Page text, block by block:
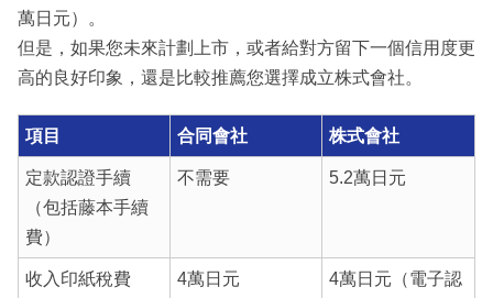
萬日元）。
但是，如果您未來計劃上市，或者給對方留下一個信用度更
高的良好印象，還是比較推薦您選擇成立株式會社。
項目 合同會社 株式會社
定款認證手續
（包括藤本手續
費）
不需要 5.2萬日元
收入印紙稅費 4萬日元
4萬日元（電子認